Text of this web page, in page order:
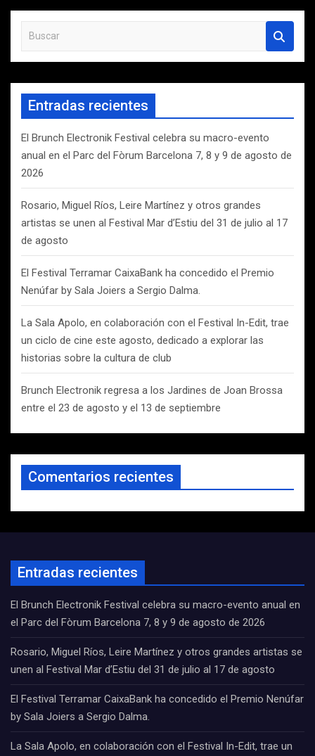
s
c
r
Entradas recientes
El Brunch Electronik Festival celebra su macro-evento
anual en el Parc del Fòrum Barcelona 7, 8 y 9 de agosto de
2026
Rosario, Miguel Ríos, Leire Martínez y otros grandes
artistas se unen al Festival Mar d’Estiu del 31 de julio al 17
de agosto
El Festival Terramar CaixaBank ha concedido el Premio
Nenúfar by Sala Joiers a Sergio Dalma.
La Sala Apolo, en colaboración con el Festival In-Edit, trae
un ciclo de cine este agosto, dedicado a explorar las
historias sobre la cultura de club
Brunch Electronik regresa a los Jardines de Joan Brossa
entre el 23 de agosto y el 13 de septiembre
Comentarios recientes
Entradas recientes
El Brunch Electronik Festival celebra su macro-evento anual en
el Parc del Fòrum Barcelona 7, 8 y 9 de agosto de 2026
Rosario, Miguel Ríos, Leire Martínez y otros grandes artistas se
unen al Festival Mar d’Estiu del 31 de julio al 17 de agosto
El Festival Terramar CaixaBank ha concedido el Premio Nenúfar
by Sala Joiers a Sergio Dalma.
La Sala Apolo, en colaboración con el Festival In-Edit, trae un